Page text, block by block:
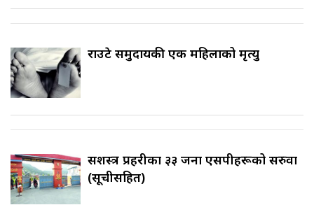
राउटे समुदायकी एक महिलाको मृत्यु
सशस्त्र प्रहरीका ३३ जना एसपीहरूको सरुवा
(सूचीसहित)